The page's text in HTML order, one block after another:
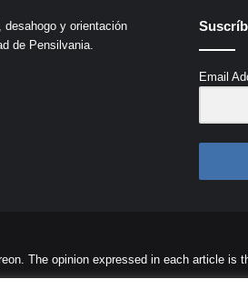
desahogo y orientación
de Pensilvania.
Email
The opinion expressed in each article is